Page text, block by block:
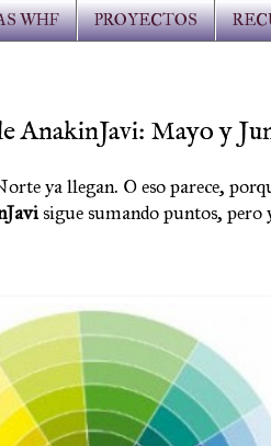
WHF PROYECTOS
AnakinJavi: Mayo y
ya llegan. O eso parece,
sigue sumando puntos, pero